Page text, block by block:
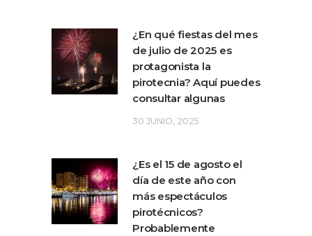
¿En qué fiestas del mes
de julio de 2025 es
protagonista la
pirotecnia? Aquí puedes
consultar algunas
30 JUNIO, 2025
¿Es el 15 de agosto el
día de este año con
más espectáculos
pirotécnicos?
Probablemente